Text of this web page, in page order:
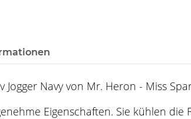
Navy von Mr. Heron - Miss
Eigenschaften. Sie kühlen